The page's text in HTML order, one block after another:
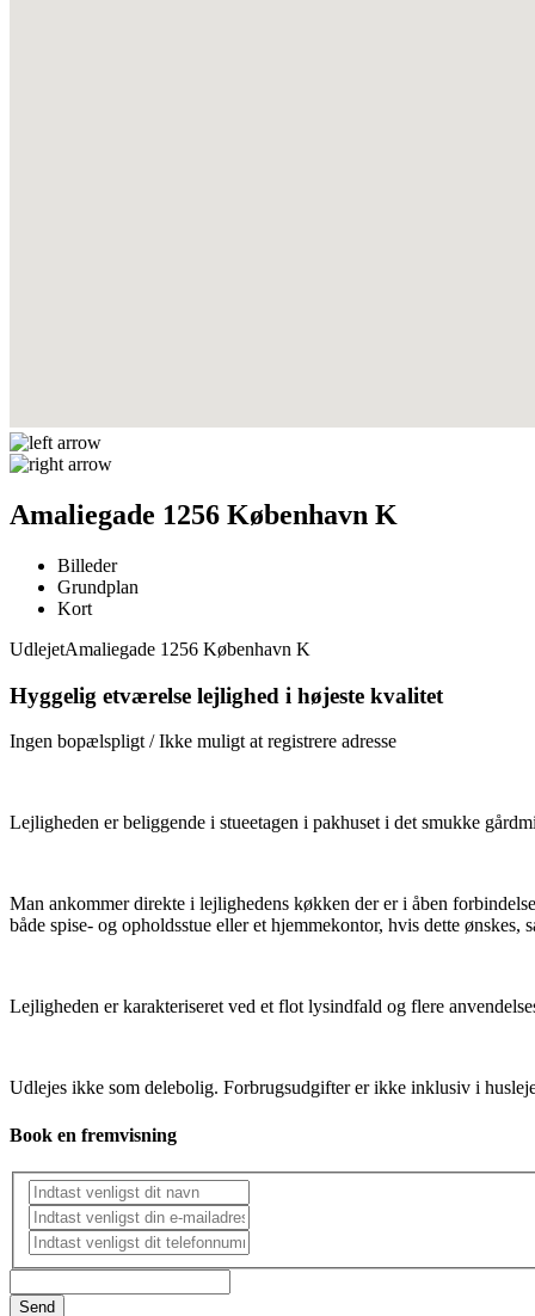
Amaliegade 1256 København K
Billeder
Grundplan
Kort
UdlejetAmaliegade 1256 København K
Hyggelig etværelse lejlighed i højeste kvalitet
Ingen bopælspligt / Ikke muligt at registrere adresse
Lejligheden er beliggende i stueetagen i pakhuset i det smukke
Man ankommer direkte i lejlighedens køkken der er i åben
både spise- og opholdsstue eller et hjemmekontor, hvis dette
Lejligheden er karakteriseret ved et flot lysindfald og flere
Udlejes ikke som delebolig. Forbrugsudgifter er ikke inklusiv i
Book en fremvisning